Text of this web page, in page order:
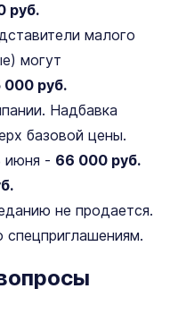
руб.
малого
могут
000 руб.
Надбавка
базовой цены.
июня - 66 000 руб.
не продается.